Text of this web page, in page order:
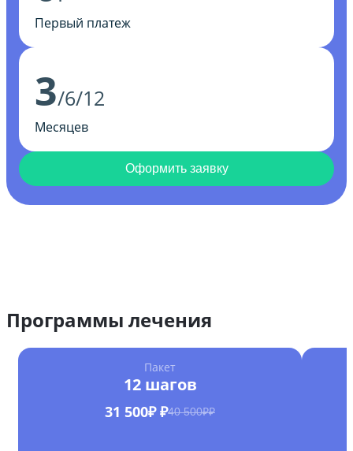
Первый платеж
3/6/12
Месяцев
Оформить заявку
Программы лечения
Пакет
12 шагов
31 500₽ ₽40 500₽₽